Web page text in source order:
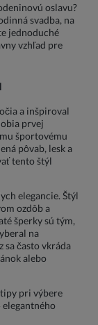
oslavu?
svadba, na
jednoduché
vzhľad pre
a inšpiroval
prvej
športovému
pôvab, lesk a
tento štýl
elegancie. Štýl
ozdôb a
šperky sú tým,
na
sa často vkráda
alebo
pri výbere
elegantného